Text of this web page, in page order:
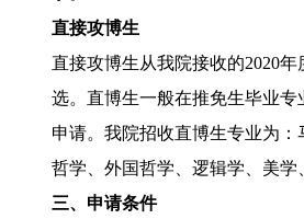
直接攻博生
直接攻博生从我院接收的2020年
选。直博生一般在推免生毕业专
申请。我院招收直博生专业为：
哲学、外国哲学、逻辑学、美学
三、申请条件